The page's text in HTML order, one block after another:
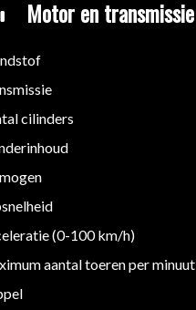
Motor en transmissie
cilinders
(0-100 km/h)
aantal toeren per minuut